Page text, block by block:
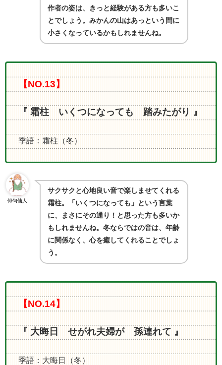
作者の姿は、きっと経験がある方も多いこ
とでしょう。みかんの山はあっという間に
小さくなっているかもしれませんね。
【NO.13】
『 霜柱 いくつになっても 踏みたがり 』
季語：霜柱（冬）
俳句仙人
サクサクと心地良い音で楽しませてくれる
霜柱。「いくつになっても」という言葉
に、まさにその通り！と思った方も多いか
もしれませんね。冬ならではの音は、年齢
に関係なく、心を癒してくれることでしょ
う。
【NO.14】
『 大晦日 せがれ夫婦が 孫連れて 』
季語：大晦日（冬）